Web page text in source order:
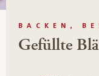
BACKEN,
Gefüllte